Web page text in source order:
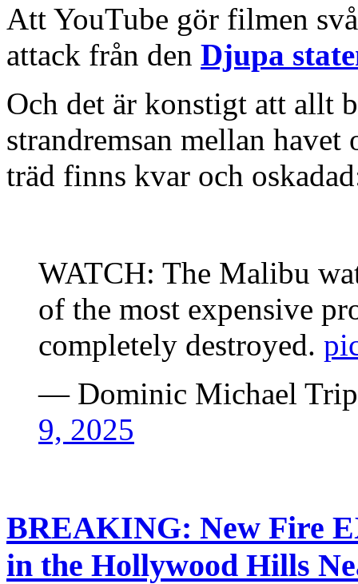
Att YouTube gör filmen
attack från den Djupa
Och det är konstigt att allt
strandremsan mellan havet
träd finns kvar och
WATCH: The Malibu
of the most expensive
completely destroyed.
— Dominic Michael
9, 2025
BREAKING: New Fire
in the Hollywood Hills